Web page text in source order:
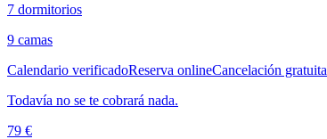
7 dormitorios
9 camas
Calendario verificadoReserva onlineCancelación gratuita
Todavía no se te cobrará nada.
79 €